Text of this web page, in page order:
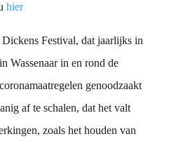
hier
Festival, dat jaarlijks in
Wassenaar in en rond de
genoodzaakt
af te schalen, dat het valt
zoals het houden van